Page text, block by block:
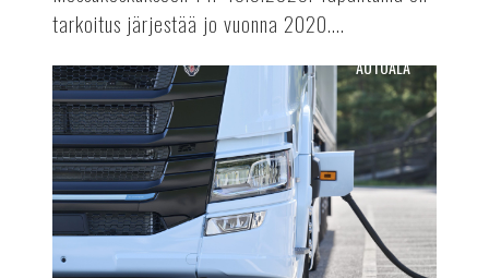
tarkoitus järjestää jo vuonna 2020....
Terästä
sähkörekoilla
AUTOALA